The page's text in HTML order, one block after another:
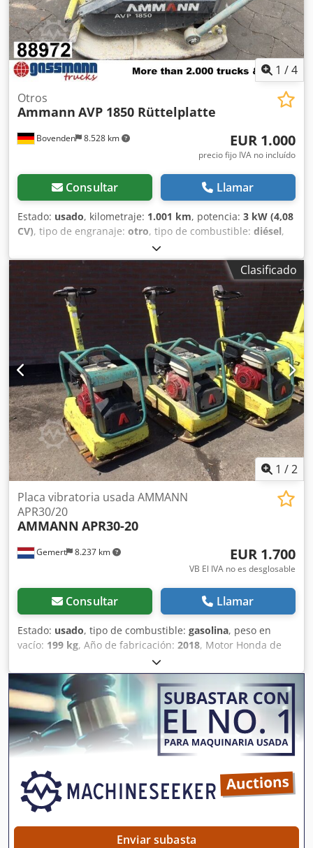
Alemania Aplicaciones: • Compactación de adoquines •
Trabajos de pavimentación • Trabajos viales •
Compactación de suelos y lechos de arena • Excavaciones y
cimentaciones Estado: Máquina usada, completa. Motor
HATZ: unidad diésel duradera y valorada.
1 /4
Bovenden 8.528 km
Otros
Ammann AVP 1850 Rüttelplatte
EUR 1.000
precio fijo IVA no incluído
Consultar Llamar
Estado: usado, kilometraje: 1.001 km, potencia: 3 kW (4,08
CV), tipo de engranaje: otro, tipo de combustible: diésel,
, peso en vacío:
01/2006, Año de fabricación:2006, cabina del conductor:
otro
, Ubicación del vehículo: Bovenden, ¡Motor diésel Hatz!
INFORMACIÓN SOBRE ACCESORIOS SIN GARANTÍA, sujeta
a cambios, venta previa y errores reservados. Dksdpfjxy Sw
Clasificado
1 /2
Gemert 8.237 km
Placa vibratoria usada AMMANN
APR30/20
AMMANN APR30-20
EUR 1.700
VB El IVA no es desglosable
Consultar Llamar
Estado: usado, tipo de combustible: gasolina, peso en
vacío: 199 kg, Año de fabricación: 2018, Motor Honda de
gasolina. Arranque manual. Peso: 199 kg Fuerza de
impacto: 30 kN Ancho de la placa: 50 cm Movimiento hacia
adelante/hacia atrás. Precio: 1.700 €, sin IVA. Dksdpfsxw H
Hvox Ac Usr ¡Disponibles varias unidades en stock!
Enviar subasta